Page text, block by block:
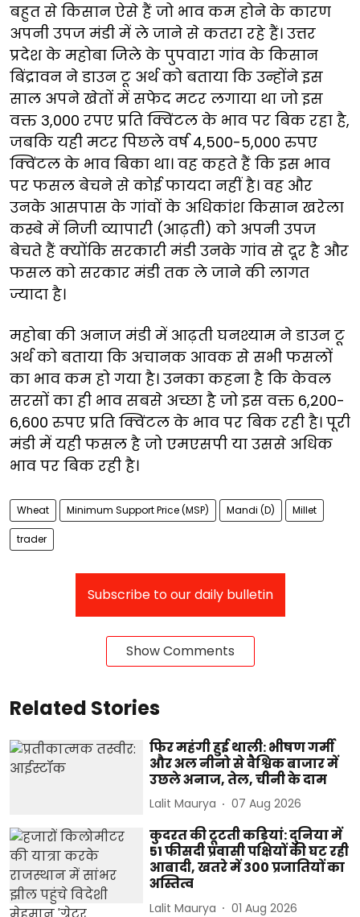
बहुत से किसान ऐसे हैं जो भाव कम होने के कारण
अपनी उपज मंडी में ले जाने से कतरा रहे हैं। उत्तर
प्रदेश के महोबा जिले के पुपवारा गांव के किसान
बिंद्रावन ने डाउन टू अर्थ को बताया कि उन्होंने इस
साल अपने खेतों में सफेद मटर लगाया था जो इस
वक्त 3,000 रपए प्रति क्विंटल के भाव पर बिक रहा है,
जबकि यही मटर पिछले वर्ष 4,500-5,000 रुपए
क्विंटल के भाव बिका था। वह कहते हैं कि इस भाव
पर फसल बेचने से कोई फायदा नहीं है। वह और
उनके आसपास के गांवों के अधिकांश किसान खरेला
कस्बे में निजी व्यापारी (आढ़ती) को अपनी उपज
बेचते हैं क्योंकि सरकारी मंडी उनके गांव से दूर है और
फसल को सरकार मंडी तक ले जाने की लागत
ज्यादा है।
महोबा की अनाज मंडी में आढ़ती घनश्याम ने डाउन टू
अर्थ को बताया कि अचानक आवक से सभी फसलों
का भाव कम हो गया है। उनका कहना है कि केवल
सरसों का ही भाव सबसे अच्छा है जो इस वक्त 6,200-
6,600 रुपए प्रति क्विंटल के भाव पर बिक रही है। पूरी
मंडी में यही फसल है जो एमएसपी या उससे अधिक
भाव पर बिक रही है।
Wheat Minimum Support Price (MSP) Mandi (D) Millet
trader
Subscribe to our daily bulletin
Show Comments
Related Stories
फिर महंगी हुई थाली: भीषण गर्मी
और अल नीनो से वैश्विक बाजार में
उछले अनाज, तेल, चीनी के दाम
Lalit Maurya 07 Aug 2026
कुदरत की टूटती कड़ियां: दुनिया में
51 फीसदी प्रवासी पक्षियों की घट रही
आबादी, खतरे में 300 प्रजातियों का
अस्तित्व
Lalit Maurya 01 Aug 2026